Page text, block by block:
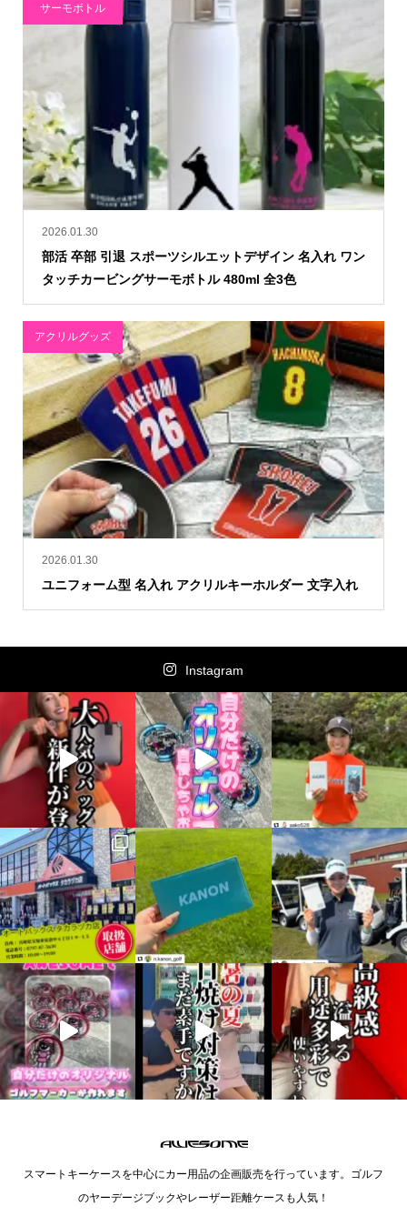
2026.01.30
部活 卒部 引退 スポーツシルエットデザイン 名入れ ワン
タッチカービングサーモボトル 480ml 全3色
サーモボトル
2026.01.30
ユニフォーム型 名入れ アクリルキーホルダー 文字入れ
アクリルグッズ
Instagram
スマートキーケースを中心にカー用品の企画販売を行っています。ゴルフ
のヤーデージブックやレーザー距離ケースも人気！